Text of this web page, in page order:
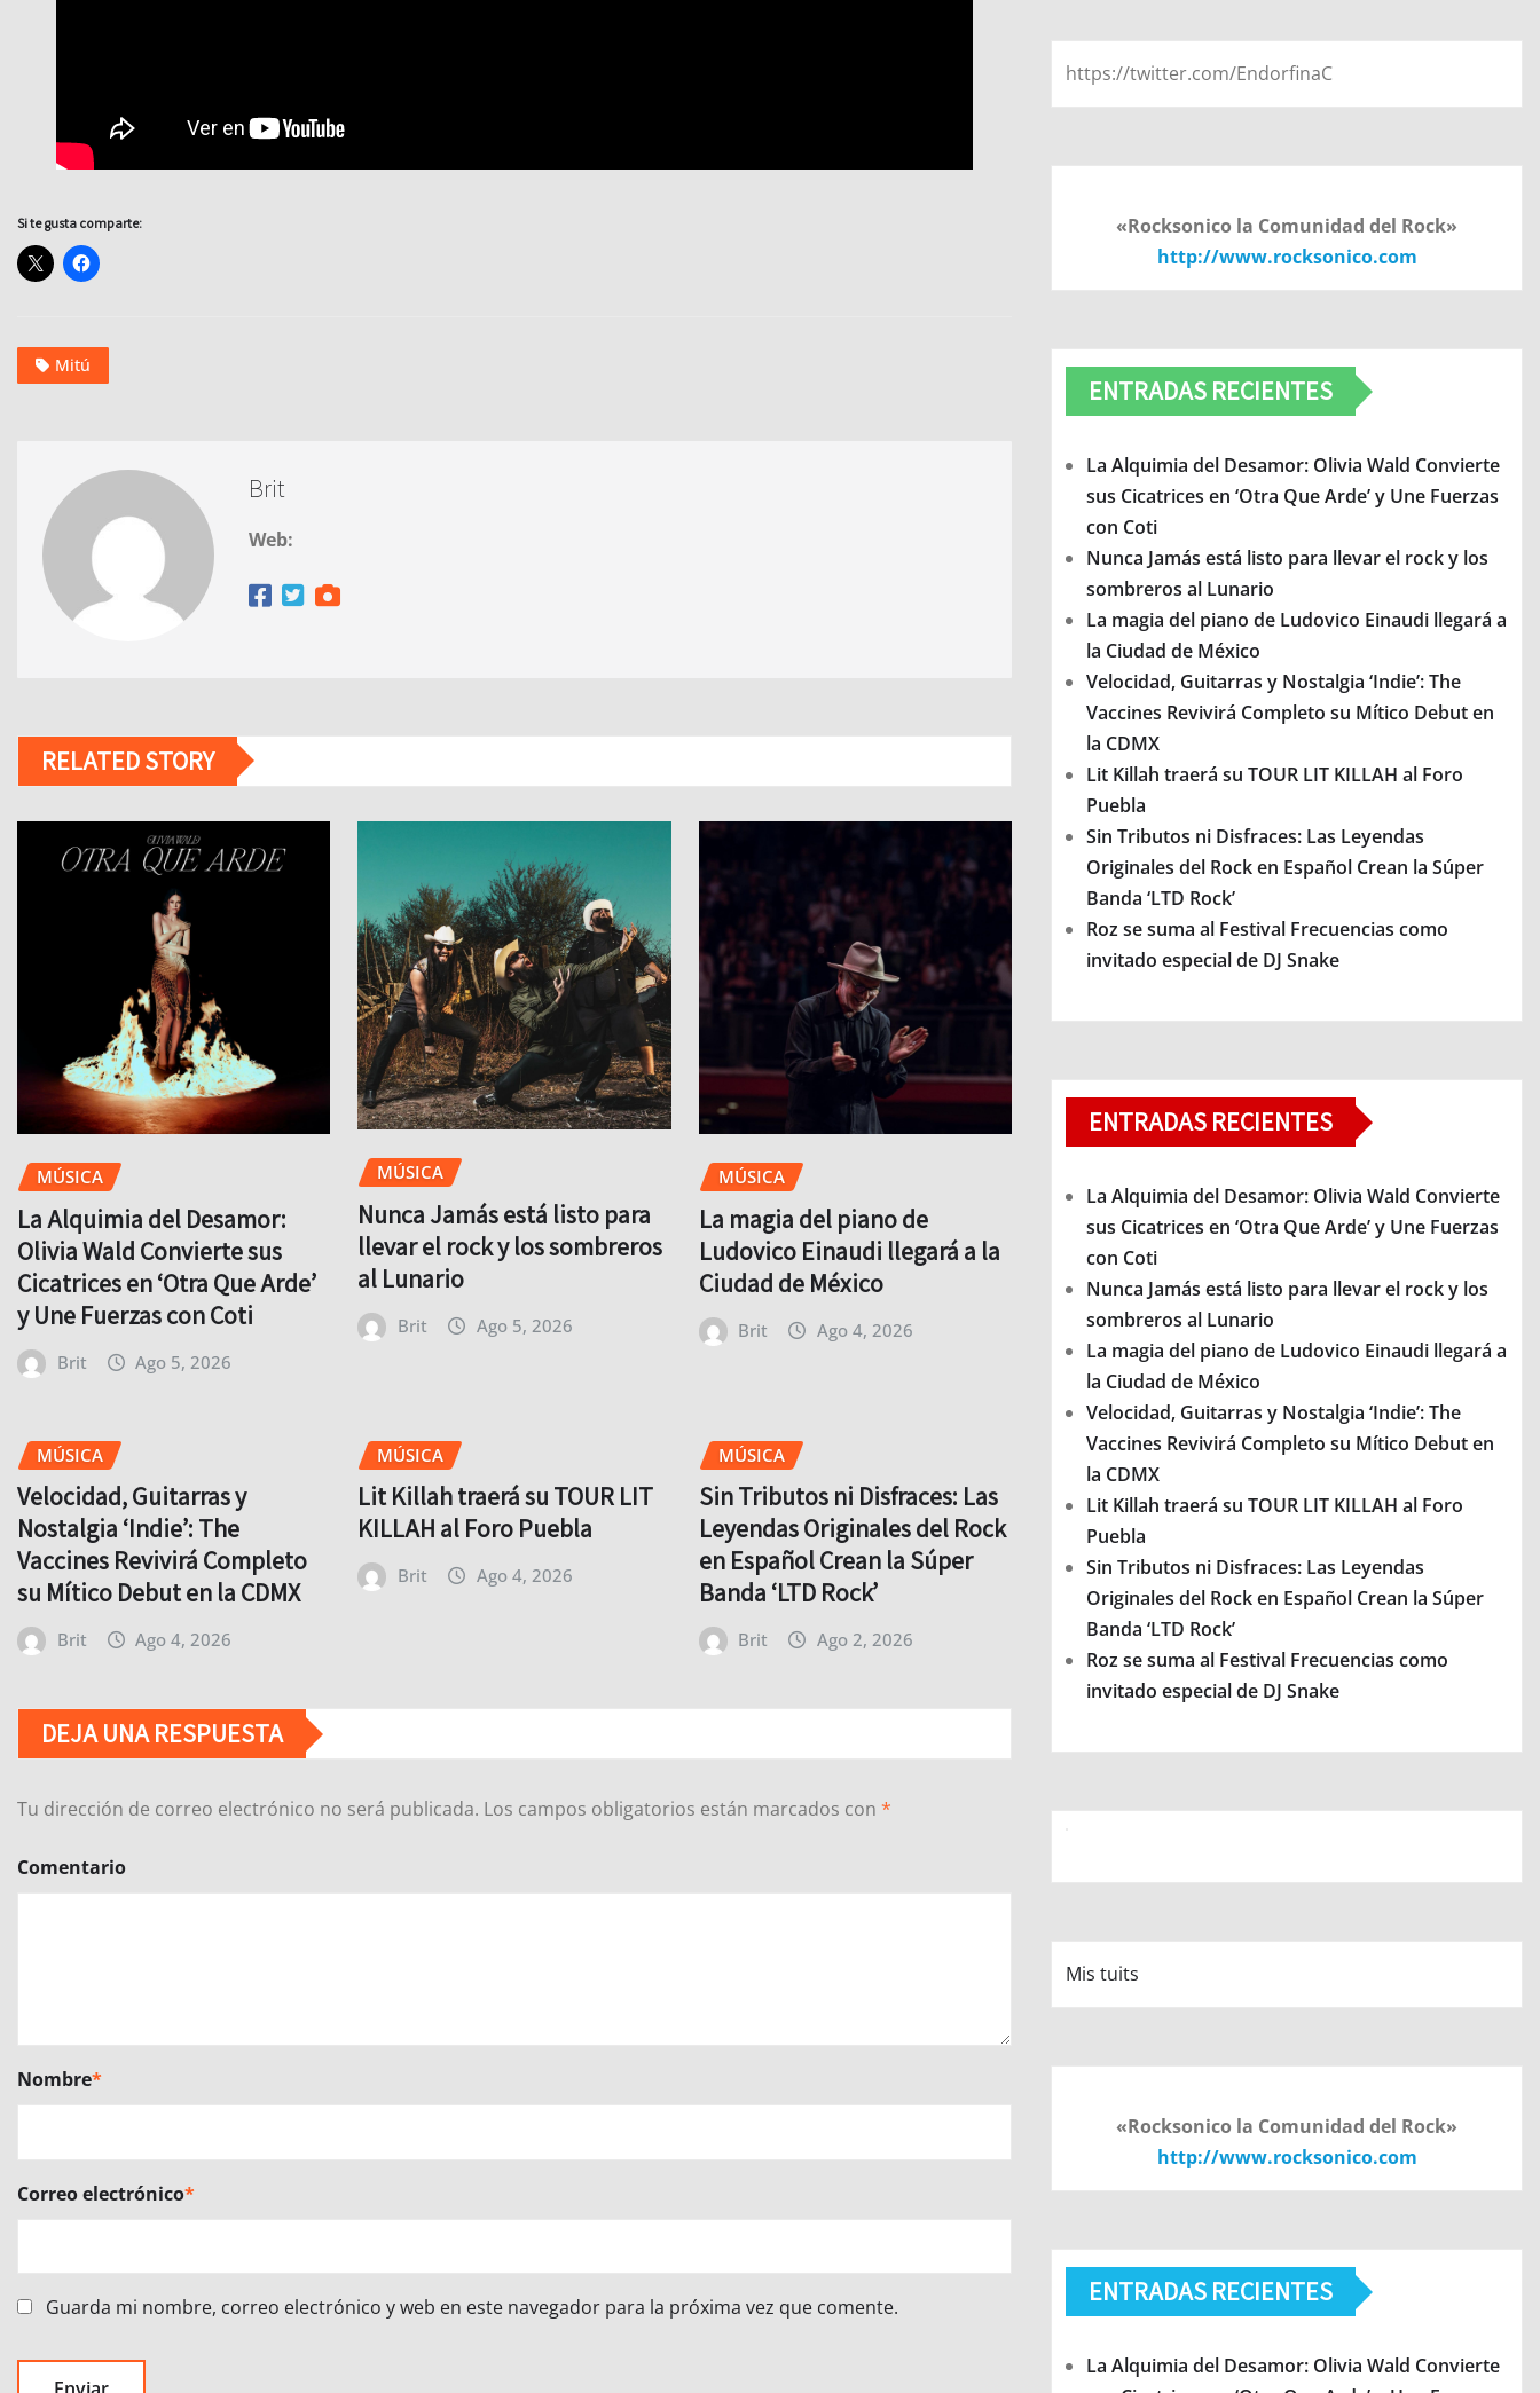
Si te gusta comparte:
Mitú
Brit
Web:
RELATED STORY
MÚSICA
La Alquimia del Desamor:
Olivia Wald Convierte sus
Cicatrices en ‘Otra Que Arde’
y Une Fuerzas con Coti
Brit Ago 5, 2026
MÚSICA
Nunca Jamás está listo para
llevar el rock y los sombreros
al Lunario
Brit Ago 5, 2026
MÚSICA
La magia del piano de
Ludovico Einaudi llegará a la
Ciudad de México
Brit Ago 4, 2026
MÚSICA
Velocidad, Guitarras y
Nostalgia ‘Indie’: The
Vaccines Revivirá Completo
su Mítico Debut en la CDMX
Brit Ago 4, 2026
MÚSICA
Lit Killah traerá su TOUR LIT
KILLAH al Foro Puebla
Brit Ago 4, 2026
MÚSICA
Sin Tributos ni Disfraces: Las
Leyendas Originales del Rock
en Español Crean la Súper
Banda ‘LTD Rock’
Brit Ago 2, 2026
DEJA UNA RESPUESTA
Tu dirección de correo electrónico no será publicada. Los campos obligatorios están marcados con *
Comentario
Nombre*
Correo electrónico*
Guarda mi nombre, correo electrónico y web en este navegador para la próxima vez que comente.
https://twitter.com/EndorfinaC
«Rocksonico la Comunidad del Rock»
http://www.rocksonico.com
ENTRADAS RECIENTES
La Alquimia del Desamor: Olivia Wald Convierte
sus Cicatrices en ‘Otra Que Arde’ y Une Fuerzas
con Coti
Nunca Jamás está listo para llevar el rock y los
sombreros al Lunario
La magia del piano de Ludovico Einaudi llegará a
la Ciudad de México
Velocidad, Guitarras y Nostalgia ‘Indie’: The
Vaccines Revivirá Completo su Mítico Debut en
la CDMX
Lit Killah traerá su TOUR LIT KILLAH al Foro
Puebla
Sin Tributos ni Disfraces: Las Leyendas
Originales del Rock en Español Crean la Súper
Banda ‘LTD Rock’
Roz se suma al Festival Frecuencias como
invitado especial de DJ Snake
ENTRADAS RECIENTES
La Alquimia del Desamor: Olivia Wald Convierte
sus Cicatrices en ‘Otra Que Arde’ y Une Fuerzas
con Coti
Nunca Jamás está listo para llevar el rock y los
sombreros al Lunario
La magia del piano de Ludovico Einaudi llegará a
la Ciudad de México
Velocidad, Guitarras y Nostalgia ‘Indie’: The
Vaccines Revivirá Completo su Mítico Debut en
la CDMX
Lit Killah traerá su TOUR LIT KILLAH al Foro
Puebla
Sin Tributos ni Disfraces: Las Leyendas
Originales del Rock en Español Crean la Súper
Banda ‘LTD Rock’
Roz se suma al Festival Frecuencias como
invitado especial de DJ Snake
Mis tuits
«Rocksonico la Comunidad del Rock»
http://www.rocksonico.com
ENTRADAS RECIENTES
La Alquimia del Desamor: Olivia Wald Convierte